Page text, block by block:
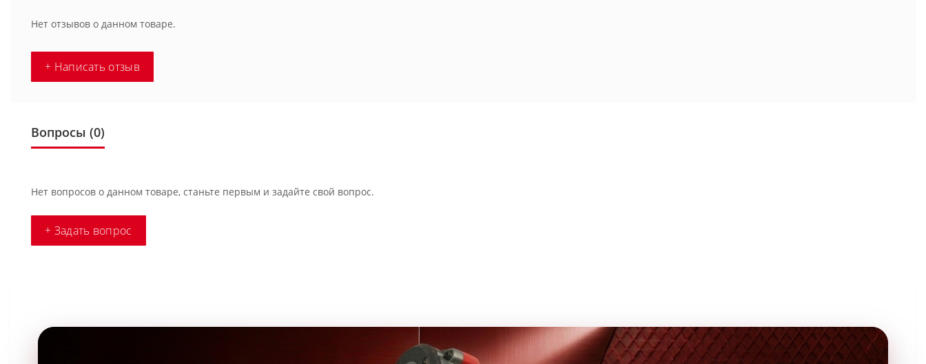
Нет отзывов о данном товаре.
+ Написать отзыв
Вопросы (0)
Нет вопросов о данном товаре, станьте первым и задайте свой вопрос.
+ Задать вопрос